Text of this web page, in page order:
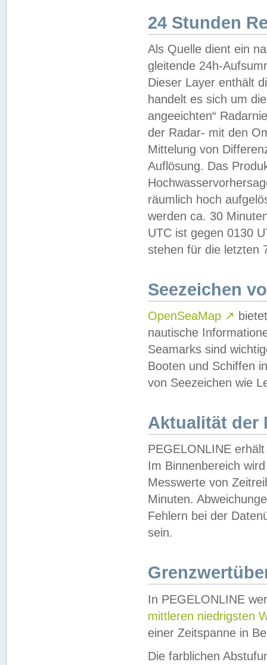
24 Stunden
Als Quelle dient ein
gleitende 24h-
Dieser Layer enthält
handelt es sich um
angeeichten“
der Radar- mit den
Mittelung von
Auflösung. Das
räumlich hoch
werden ca. 30
UTC ist gegen 0130
stehen für die letzten
Seezeichen
OpenSeaMap ↗
nautische
Seamarks sind
Booten und Schiffen
von Seezeichen wie
Aktualität der
PEGELONLINE
Im Binnenbereich
Messwerte von
Minuten.
Fehlern bei der
sein.
In PEGELONLINE
mittleren niedrigsten
einer Zeitspanne in
Die farblichen